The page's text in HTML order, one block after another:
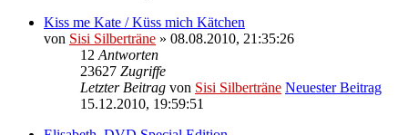
Kiss me Kate / Küss mich Kätchen
von Sisi Silberträne » 08.08.2010, 21:35:26
12 Antworten
23627 Zugriffe
Letzter Beitrag von Sisi Silberträne Neuester Beitrag
15.12.2010, 19:59:51